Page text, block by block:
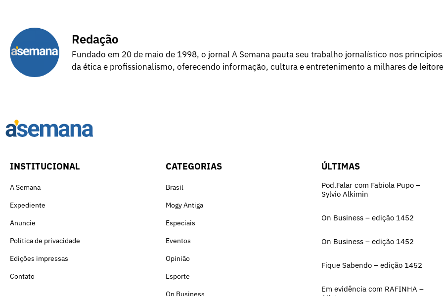
Redação
Fundado em 20 de maio de 1998, o jornal A Semana pauta seu trabalho jornalístico nos princípios
da ética e profissionalismo, oferecendo informação, cultura e entretenimento a milhares de
INSTITUCIONAL
A Semana
Expediente
Anuncie
Política de privacidade
Edições impressas
Contato
CATEGORIAS
Brasil
Mogy Antiga
Especiais
Eventos
Opinião
Esporte
On Business
ÚLTIMAS
Pod.Falar com Fabíola Pupo –
Sylvio Alkimin
On Business – edição 1452
On Business – edição 1452
Fique Sabendo – edição 1452
Em evidência com RAFINHA –